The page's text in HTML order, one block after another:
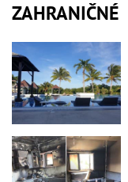
ZAHRANIČNÉ